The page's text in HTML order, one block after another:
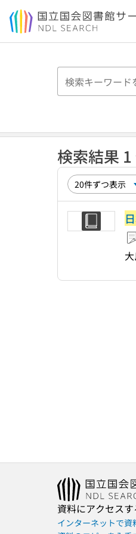
本文へ移動
検索結果 1
資料にアクセス
インターネットで資